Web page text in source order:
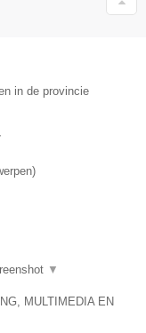
in de provincie
)
▼
MULTIMEDIA EN